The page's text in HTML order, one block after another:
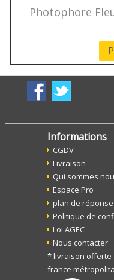
Photophore
Informations
CGDV
Livraison
Qui sommes
Espace Pro
plan de
Politique de
Loi AGEC
Nous contacter
* livraison offerte
france